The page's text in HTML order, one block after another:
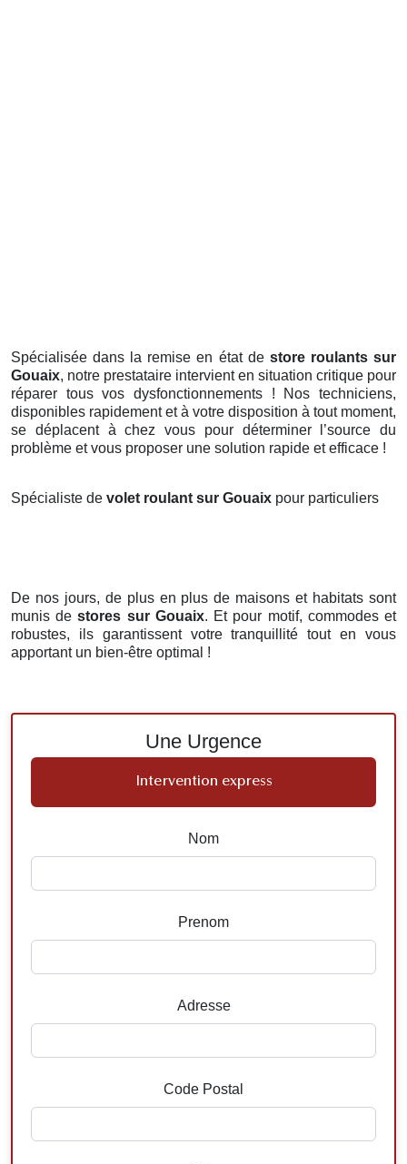
Spécialisée dans la remise en état de store roulants sur
Gouaix, notre prestataire intervient en situation critique pour
réparer tous vos dysfonctionnements ! Nos techniciens,
disponibles rapidement et à votre disposition à tout moment,
se déplacent à chez vous pour déterminer l’source du
problème et vous proposer une solution rapide et efficace !
Spécialiste de volet roulant sur Gouaix pour particuliers
De nos jours, de plus en plus de maisons et habitats sont
munis destores sur Gouaix. Et pour motif, commodes et
robustes, ils garantissent votre tranquillité tout en vous
apportant un bien-être optimal !
Une Urgence
Intervention express
Nom
Prenom
Adresse
Code Postal